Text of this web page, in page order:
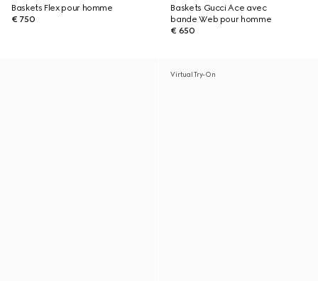
Baskets Flex pour homme
€ 750
Baskets Gucci Ace avec
bande Web pour homme
€ 650
Virtual Try-On